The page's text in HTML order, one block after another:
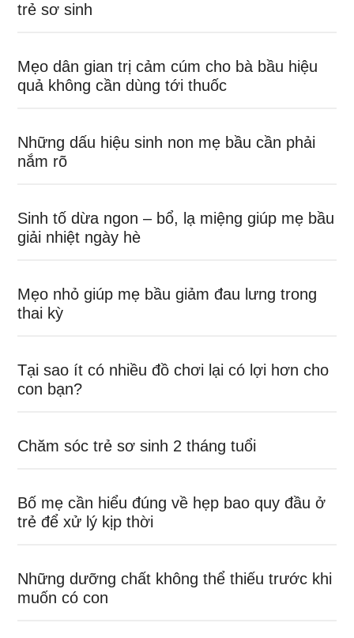
trẻ sơ sinh
Mẹo dân gian trị cảm cúm cho bà bầu hiệu
quả không cần dùng tới thuốc
Những dấu hiệu sinh non mẹ bầu cần phải
nắm rõ
Sinh tố dừa ngon – bổ, lạ miệng giúp mẹ bầu
giải nhiệt ngày hè
Mẹo nhỏ giúp mẹ bầu giảm đau lưng trong
thai kỳ
Tại sao ít có nhiều đồ chơi lại có lợi hơn cho
con bạn?
Chăm sóc trẻ sơ sinh 2 tháng tuổi
Bố mẹ cần hiểu đúng về hẹp bao quy đầu ở
trẻ để xử lý kịp thời
Những dưỡng chất không thể thiếu trước khi
muốn có con